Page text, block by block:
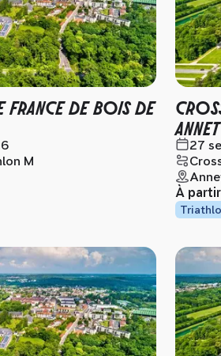
FRANCE DE BOIS DE
M
ANNET
27
À